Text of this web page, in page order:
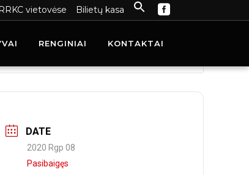
RRKC vietovėse Bilietų kasa
RENGINIAI KONTAKTAI
DATE
2020 Rgp 08
Pasibaigęs